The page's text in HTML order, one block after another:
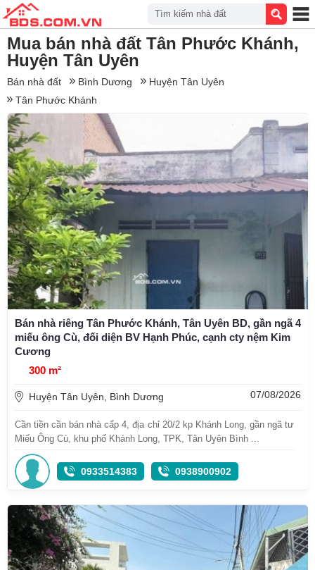
Mua bán nhà đất Tân Phước Khánh,
Huyện Tân Uyên
Bán nhà đất Bình Dương
Huyện Tân Uyên
Tân Phước Khánh
Bán nhà riêng Tân Phước Khánh, Tân Uyên BD, gần ngã 4
miếu ông Cù, đối diện BV Hạnh Phúc, cạnh cty nệm Kim
Cương
300 m²
Huyện Tân Uyên, Bình Dương 07/08/2026
Cần tiền cần bán nhà cấp 4, địa chỉ 20/2 kp Khánh Long, gần ngã tư
Miếu Ông Cù, khu phố Khánh Long, TPK, Tân Uyên Bình ...
0933514383 0938900902
Tìm kiếm nhà đất